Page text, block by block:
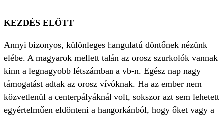
KEZDÉS ELŐTT
Annyi bizonyos, különleges hangulatú döntőnek nézünk
elébe. A magyarok mellett talán az orosz szurkolók vannak
kinn a legnagyobb létszámban a vb-n. Egész nap nagy
támogatást adtak az orosz vívóknak. Ha az ember nem
közvetlenül a centerpályáknál volt, sokszor azt sem lehetett
egyértelműen eldönteni a hangorkánból, hogy őket vagy a